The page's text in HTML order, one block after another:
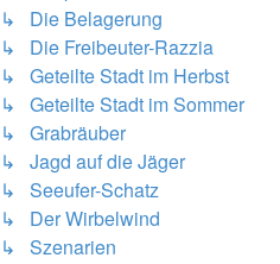
↳ Die Belagerung
↳ Die Freibeuter-Razzia
↳ Geteilte Stadt im Herbst
↳ Geteilte Stadt im Sommer
↳ Grabräuber
↳ Jagd auf die Jäger
↳ Seeufer-Schatz
↳ Der Wirbelwind
↳ Szenarien